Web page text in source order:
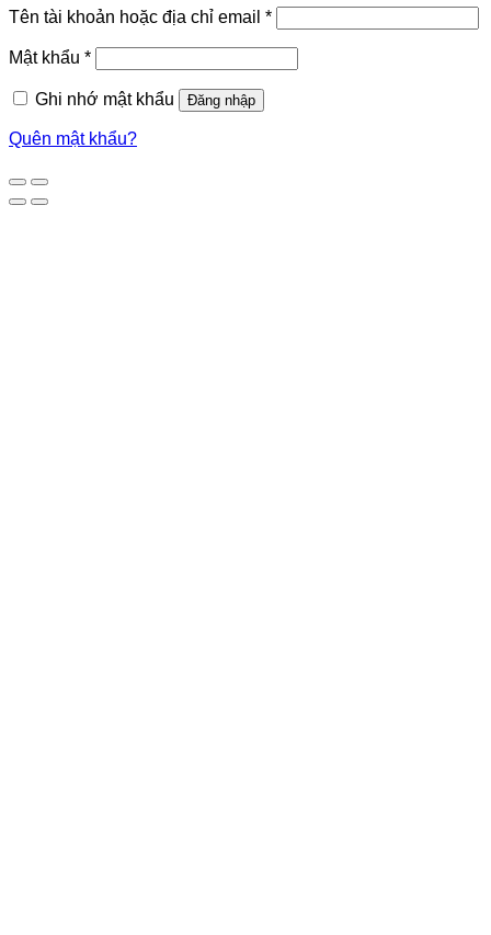
Tên tài khoản hoặc địa chỉ email *
Mật khẩu *
Ghi nhớ mật khẩu Đăng nhập
Quên mật khẩu?